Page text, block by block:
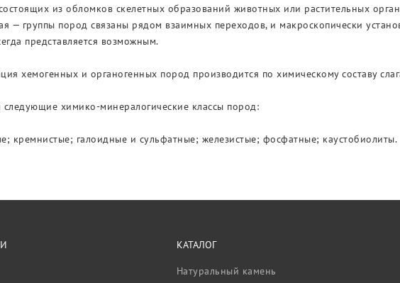
из обломков скелетных образований животных или растительных
— группы пород связаны рядом взаимных переходов, и макроскопически
представляется возможным.
хемогенных и органогенных пород производится по химическому составу
следующие химико-минералогические классы пород:
кремнистые; галоидные и сульфатные; железистые; фосфатные; каустобиолиты.
КАТАЛОГ
Натуральный камень